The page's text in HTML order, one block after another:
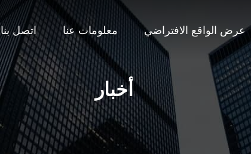
عرض الواقع الافتراضي معلومات عنا اتصل بنا
أخبار